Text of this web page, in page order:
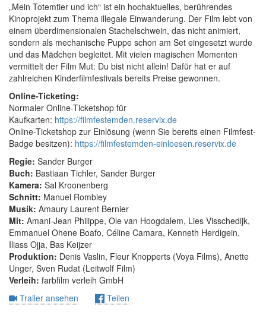
„Mein Totemtier und ich“ ist ein hochaktuelles, berührendes
Kinoprojekt zum Thema illegale Einwanderung. Der Film lebt von
einem überdimensionalen Stachelschwein, das nicht animiert,
sondern als mechanische Puppe schon am Set eingesetzt wurde
und das Mädchen begleitet. Mit vielen magischen Momenten
vermittelt der Film Mut: Du bist nicht allein! Dafür hat er auf
zahlreichen Kinderfilmfestivals bereits Preise gewonnen.
Online-Ticketing:
Normaler Online-Ticketshop für
Kaufkarten: https://filmfestemden.reservix.de
Online-Ticketshop zur Einlösung (wenn Sie bereits einen Filmfest-
Badge besitzen): https://filmfestemden-einloesen.reservix.de
Regie: Sander Burger
Buch: Bastiaan Tichler, Sander Burger
Kamera: Sal Kroonenberg
Schnitt: Manuel Rombley
Musik: Amaury Laurent Bernier
Mit: Amani-Jean Philippe, Ole van Hoogdalem, Lies Visschedijk,
Emmanuel Ohene Boafo, Céline Camara, Kenneth Herdigein,
Iliass Ojja, Bas Keijzer
Produktion: Denis Vaslin, Fleur Knopperts (Voya Films), Anette
Unger, Sven Rudat (Leitwolf Film)
Verleih: farbfilm verleih GmbH
Trailer ansehen
Teilen